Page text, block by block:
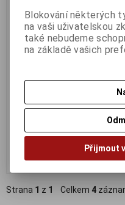
VIGI 4 MPx venkovní otočná Wi-
síťová kamera s plnobarevným
nočním viděním
2 644 Kč (bez DPH:)
Strana 1 z 1 Celkem 4
Blokování některých
na vaši uživatelskou
také nebudeme
na základě vašich
Přijmout